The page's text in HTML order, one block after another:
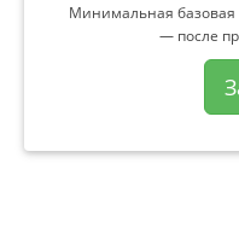
Минимальная базовая
— после